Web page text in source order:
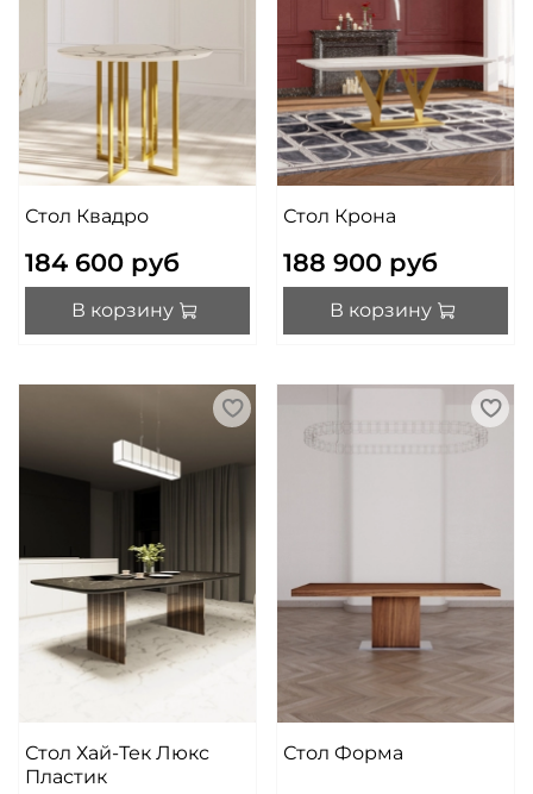
Стол Квадро
184 600 руб
В корзину
Стол Крона
188 900 руб
В корзину
Стол Хай-Тек Люкс
Пластик
Стол Форма